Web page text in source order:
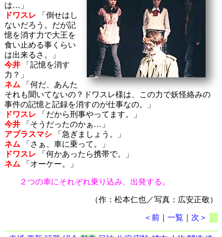
は…」
ドワスレ 「倒せはし
ないだろう。だが記
憶を消す力で大王を
食い止める事くらい
は出来るさ。」
今井「記憶を消す
力？」
ネム 「何だ、あんた
それも聞いてないの？ドワスレ様は、この力で妖怪絡みの
事件の記憶と記録を消すのが仕事なの。」
ドワスレ 「だから刑事やってます。」
今井「そうだったのかぁ…」
アブラスマシ「急ぎましょう。」
ネム 「さぁ、車に乗って。」
ドワスレ 「何かあったら携帯で。」
ネム 「オーケー。」
２つの車にそれぞれ乗り込み、出発する。
（作：松本仁也／写真：広安正敬）
＜前 ｜一覧 次＞